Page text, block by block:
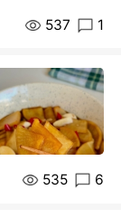
537 1
535 6